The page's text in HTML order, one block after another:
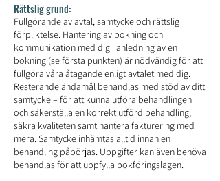
Rättslig grund:
Fullgörande av avtal, samtycke och rättslig
förpliktelse. Hantering av bokning och
kommunikation med dig i anledning av en
bokning (se första punkten) är nödvändig för att
fullgöra våra åtagande enligt avtalet med dig.
Resterande ändamål behandlas med stöd av ditt
samtycke – för att kunna utföra behandlingen
och säkerställa en korrekt utförd behandling,
säkra kvaliteten samt hantera fakturering med
mera. Samtycke inhämtas alltid innan en
behandling påbörjas. Uppgifter kan även behöva
behandlas för att uppfylla bokföringslagen.